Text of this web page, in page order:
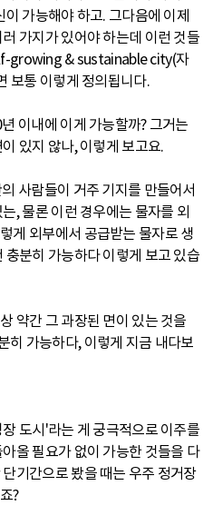
가능해야 하고. 그다음에 이제
가지가 있어야 하는데 이런 것들
growing & sustainable city(자
보통 이렇게 정의됩니다.
이내에 이게 가능할까? 그거는
있지 않나, 이렇게 보고요.
사람들이 거주 기지를 만들어서
, 물론 이런 경우에는 물자를 외
게 외부에서 공급받는 물자로 생
분히 가능하다 이렇게 보고 있습
약간 그 과장된 면이 있는 것을
히 가능하다, 이렇게 지금 내다보
도시'라는 게 궁극적으로 이주를
올 필요가 없이 가능한 것들을 다
기간으로 봤을 때는 우주 정거장
?